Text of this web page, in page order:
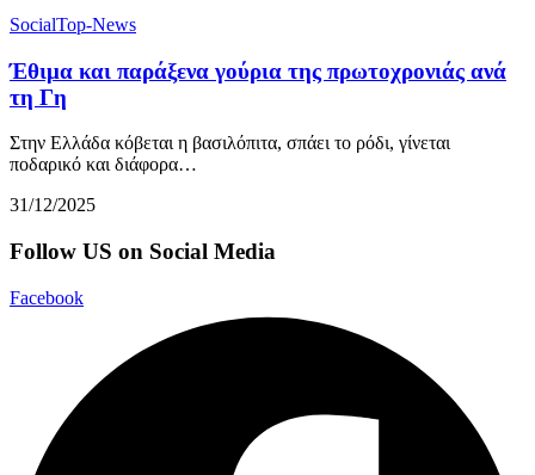
SocialTop-News
Έθιμα και παράξενα γούρια της πρωτοχρονιάς ανά
τη Γη
Στην Ελλάδα κόβεται η βασιλόπιτα, σπάει το ρόδι, γίνεται
ποδαρικό και διάφορα…
31/12/2025
Follow US on Social Media
Facebook